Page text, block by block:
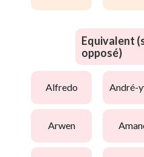
Equivalent
opposé)
alfredo andré-
arwen